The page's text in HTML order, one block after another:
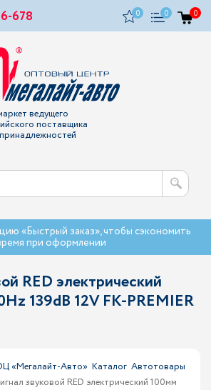
678 0 0 0
ведущего
поставщика
«Быстрый заказ», чтобы сэкономить
при оформлении
RED электрический
139dB 12V FK-PREMIER
«Мегалайт-Авто» Каталог Автотовары
звуковой RED электрический 100мм